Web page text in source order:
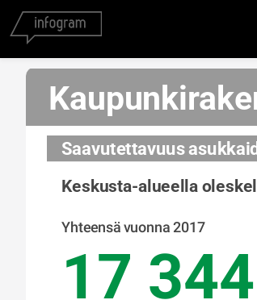
Saavutettavuus
Yhteensä vuonna 2017